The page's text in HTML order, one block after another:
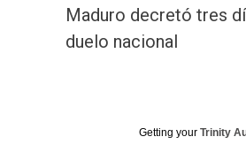
Maduro decretó tres
duelo nacional
Getting your Trinity